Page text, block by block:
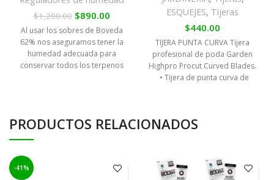
$1,200.00 $890.00
Al usar los sobres de Boveda
62% nos aseguramos tener la
humedad adecuada para
conservar todos los terpenos
después de la cosecha.
ESQUEJES, Tijeras
$440.00
TIJERA PUNTA CURVA Tijera
profesional de poda Garden
Highpro Procut Curved Blades.
• Tijera de punta curva de
PRODUCTOS RELACIONADOS
-41%